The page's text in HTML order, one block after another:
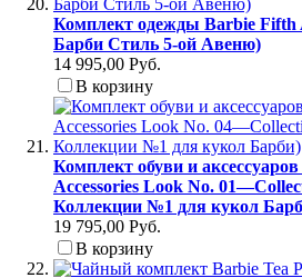
Комплект одежды Barbie Fifth
Барби Стиль 5-ой Авеню)
14 995,00 Руб.
В корзину
Комплект обуви и
Accessories Look No.
Коллекции №1 для кукол
19 795,00 Руб.
В корзину